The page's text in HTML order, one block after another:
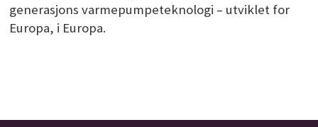
generasjons varmepumpeteknologi – utviklet for
Europa, i Europa.